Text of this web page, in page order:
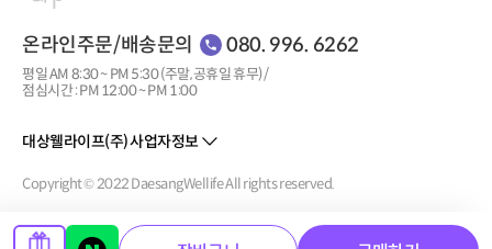
온라인주문/배송문의 080. 996. 6262
평일 AM 8:30 ~ PM 5:30 (주말, 공휴일 휴무) /
점심시간 : PM 12:00 ~ PM 1:00
대상웰라이프(주) 사업자정보
Copyright © 2022 DaesangWellife All rights reserved.